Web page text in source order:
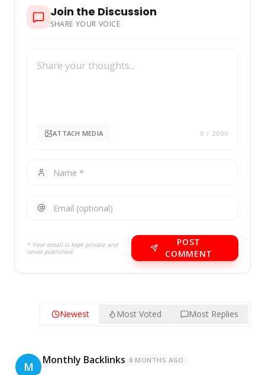
Join the Discussion
SHARE YOUR VOICE
ATTACH MEDIA 0 / 2000
* Your email is kept private and
never published.
POST
COMMENT
Newest Most Voted Most Replies
M Monthly Backlinks 8 MONTHS AGO